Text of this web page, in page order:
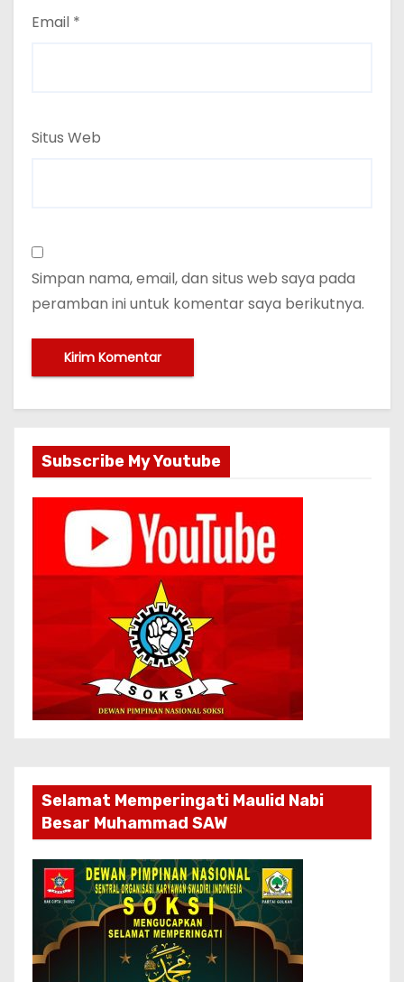
Email *
Situs Web
Simpan nama, email, dan situs web saya pada
peramban ini untuk komentar saya berikutnya.
Subscribe My Youtube
Selamat Memperingati Maulid Nabi
Besar Muhammad SAW